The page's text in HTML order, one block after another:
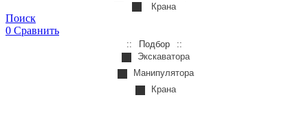
Крана
Поиск
0 Сравнить
Подбор
Экскаватора
Манипулятора
Крана